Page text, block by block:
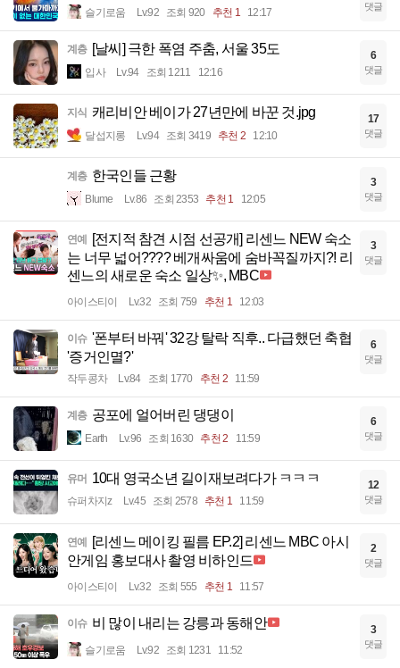
슬기로움 Lv.92 조회 920 추천 1 12:17 댓글
계층 [날씨] 극한 폭염 주춤, 서울 35도
입사 Lv.94 조회 1211 12:16
6
댓글
지식 캐리비안 베이가 27년만에 바꾼 것.jpg
달섭지롱 Lv.94 조회 3419 추천 2 12:10
17
댓글
계층 한국인들 근황
Blume Lv.86 조회 2353 추천 1 12:05
3
댓글
연예
[전지적 참견 시점 선공개] 리센느 NEW 숙소
는 너무 넓어???? 베개싸움에 숨바꼭질까지?! 리
센느의 새로운 숙소 일상✨, MBC
아이스티이 Lv.32 조회 759 추천 1 12:03
3
댓글
이슈 '폰부터 바꿔' 32강 탈락 직후.. 다급했던 축협
'증거인멸?'
작두콩차 Lv.84 조회 1770 추천 2 11:59
6
댓글
계층 공포에 얼어버린 댕댕이
Earth Lv.96 조회 1630 추천 2 11:59
6
댓글
유머 10대 영국소년 길이재보려다가 ㅋㅋㅋ
슈퍼차지z Lv.45 조회 2578 추천 1 11:59
12
댓글
연예
[리센느 메이킹 필름 EP.2] 리센느 MBC 아시
안게임 홍보대사 촬영 비하인드
아이스티이 Lv.32 조회 555 추천 1 11:57
2
댓글
이슈 비 많이 내리는 강릉과 동해안
슬기로움 Lv.92 조회 1231 11:52
3
댓글